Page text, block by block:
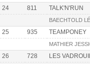
24 811 TALK'N'RUN
BAECHTOLD
25 935 TEAMPONEY
MATHIER
26 728 LES